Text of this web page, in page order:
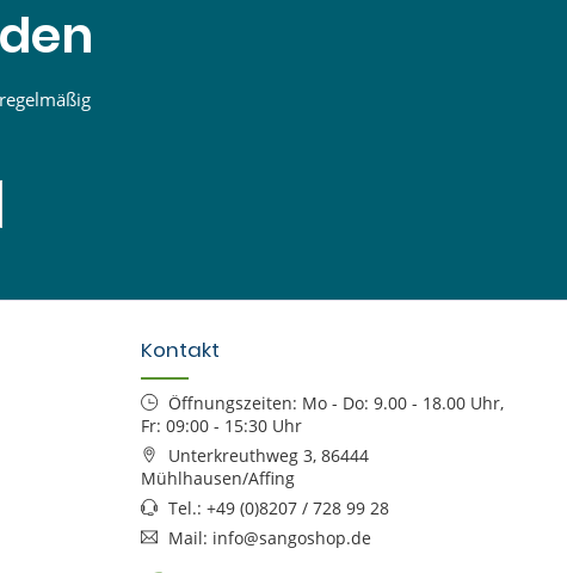
Kontakt
Öffnungszeiten: Mo - Do: 9.00 - 18.00 Uhr,
Fr: 09:00 - 15:30 Uhr
Unterkreuthweg 3, 86444
Mühlhausen/Affing
Tel.: +49 (0)8207 / 728 99 28
Mail: info@sangoshop.de